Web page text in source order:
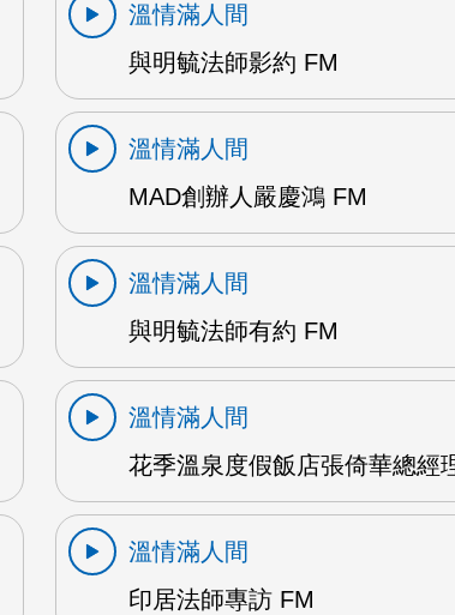
溫情滿人間
與明毓法師影約 FM
溫情滿人間
MAD創辦人嚴慶鴻 FM
溫情滿人間
與明毓法師有約 FM
溫情滿人間
花季溫泉度假飯店張倚華總經
溫情滿人間
印居法師專訪 FM